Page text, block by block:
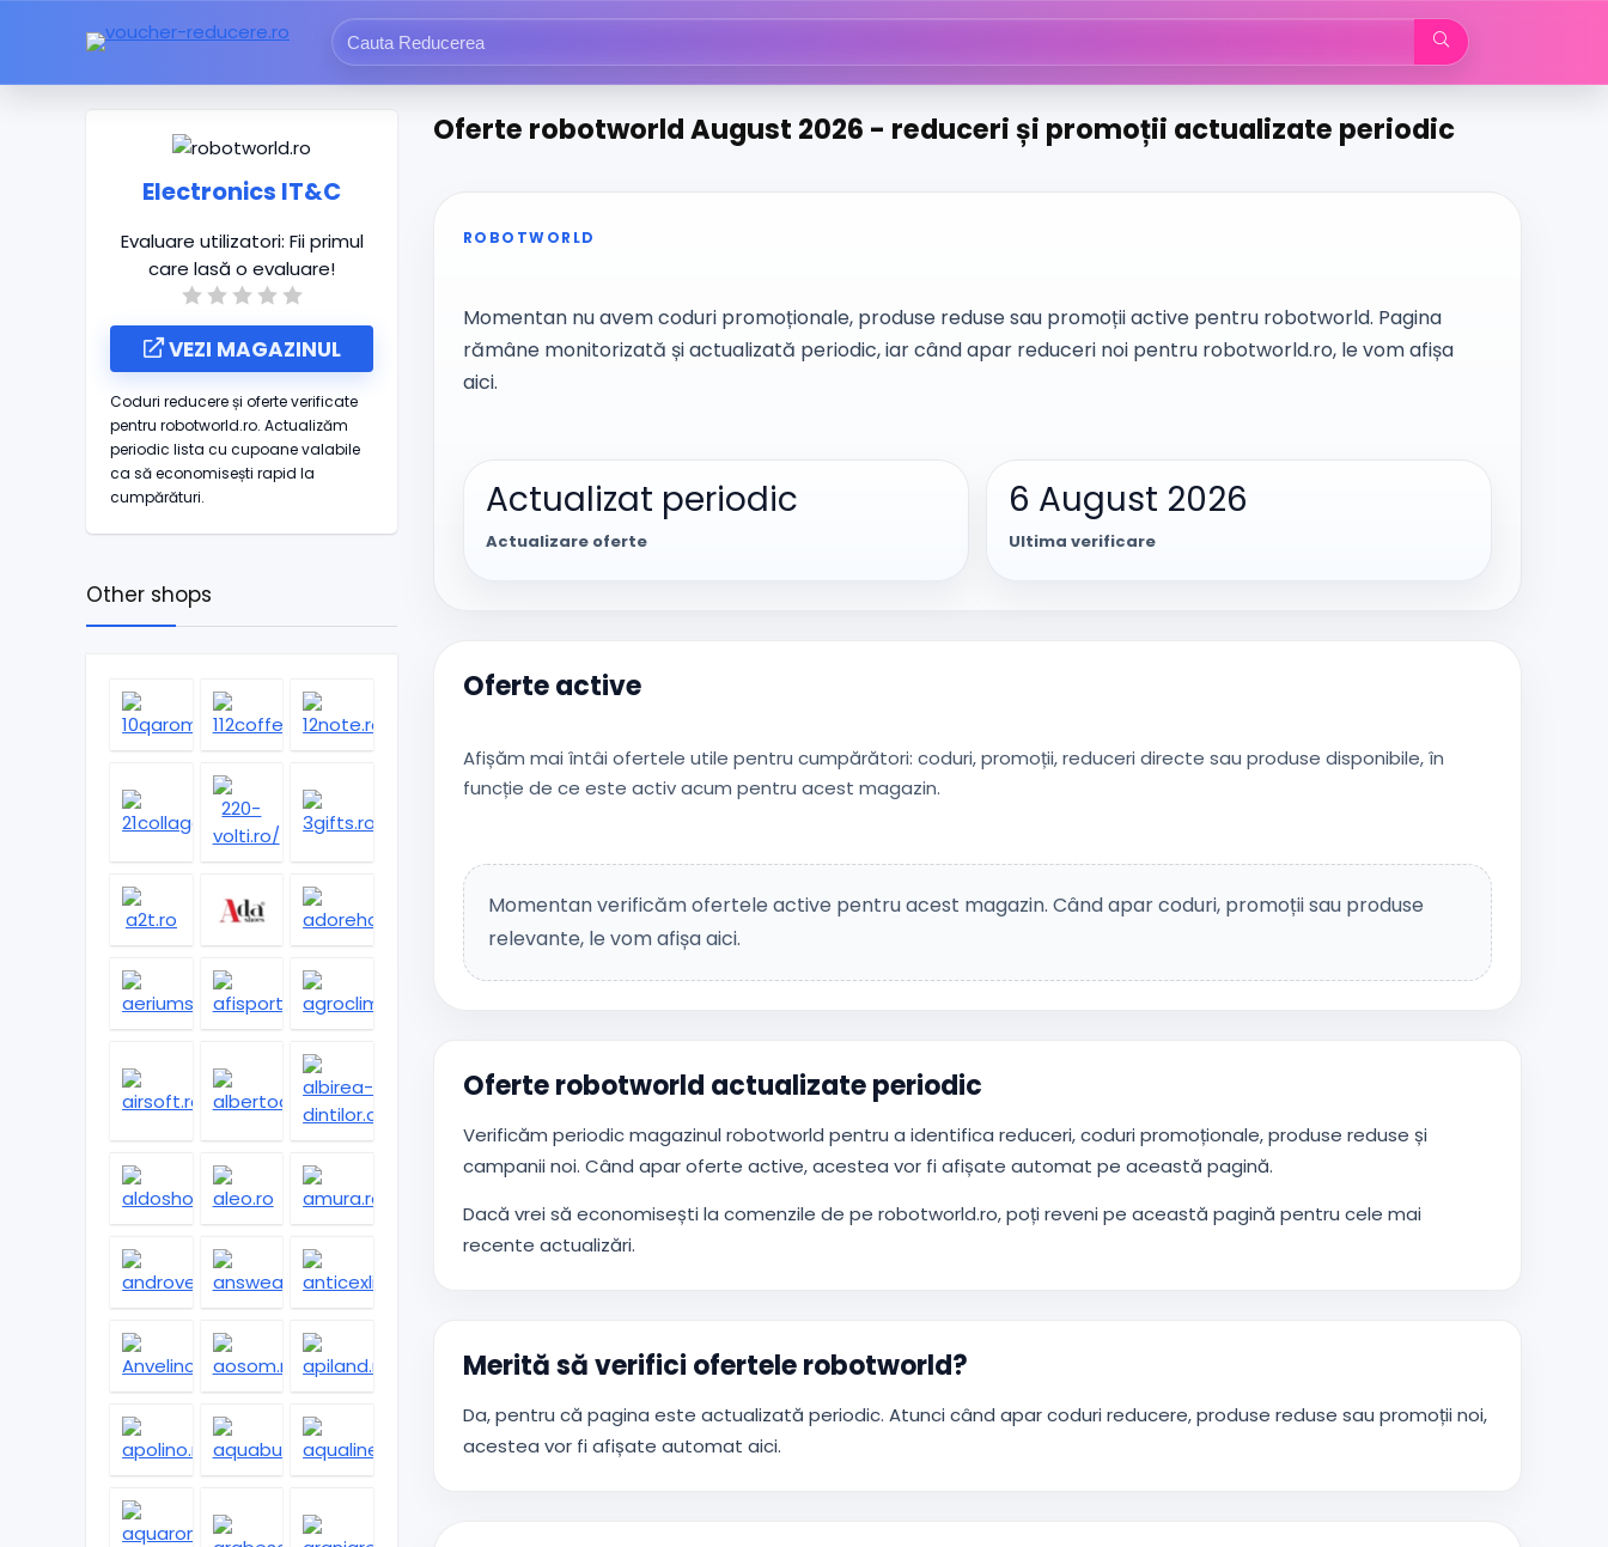
Oferte robotworld August 2026 - reduceri și promoții actualizate periodic
Electronics IT&C
Evaluare utilizatori: Fii primul
care lasă o evaluare!
VEZI MAGAZINUL
Coduri reducere și oferte verificate
pentru robotworld.ro. Actualizăm
periodic lista cu cupoane valabile
ca să economisești rapid la
cumpărături.
ROBOTWORLD
Momentan nu avem coduri promoționale, produse reduse sau promoții active pentru robotworld. Pagina
rămâne monitorizată și actualizată periodic, iar când apar reduceri noi pentru robotworld.ro, le vom afișa
aici.
Actualizat periodic
Actualizare oferte
6 August 2026
Ultima verificare
Oferte active
Afișăm mai întâi ofertele utile pentru cumpărători: coduri, promoții, reduceri directe sau produse disponibile, în
funcție de ce este activ acum pentru acest magazin.
Momentan verificăm ofertele active pentru acest magazin. Când apar coduri, promoții sau produse
relevante, le vom afișa aici.
Oferte robotworld actualizate periodic
Verificăm periodic magazinul robotworld pentru a identifica reduceri, coduri promoționale, produse reduse și
campanii noi. Când apar oferte active, acestea vor fi afișate automat pe această pagină.
Dacă vrei să economisești la comenzile de pe robotworld.ro, poți reveni pe această pagină pentru cele mai
recente actualizări.
Merită să verifici ofertele robotworld?
Da, pentru că pagina este actualizată periodic. Atunci când apar coduri reducere, produse reduse sau promoții noi,
acestea vor fi afișate automat aici.
Other shops